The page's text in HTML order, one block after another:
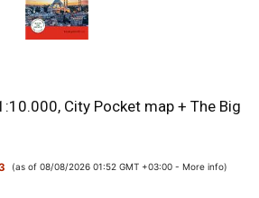
City Pocket map + The Big
(as of 08/08/2026 01:52 GMT +03:00 - More info)